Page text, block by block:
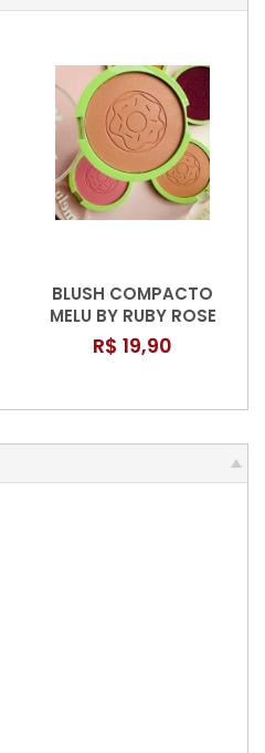
BLUSH COMPACTO
MELU BY RUBY ROSE
R$ 19,90